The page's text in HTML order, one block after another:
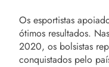
Os esportistas
ótimos resultados.
2020, os bolsistas
conquistados pelo